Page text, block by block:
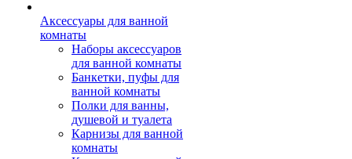
Аксессуары для ванной
комнаты
Наборы аксессуаров
для ванной комнаты
Банкетки, пуфы для
ванной комнаты
Полки для ванны,
душевой и туалета
Карнизы для ванной
комнаты